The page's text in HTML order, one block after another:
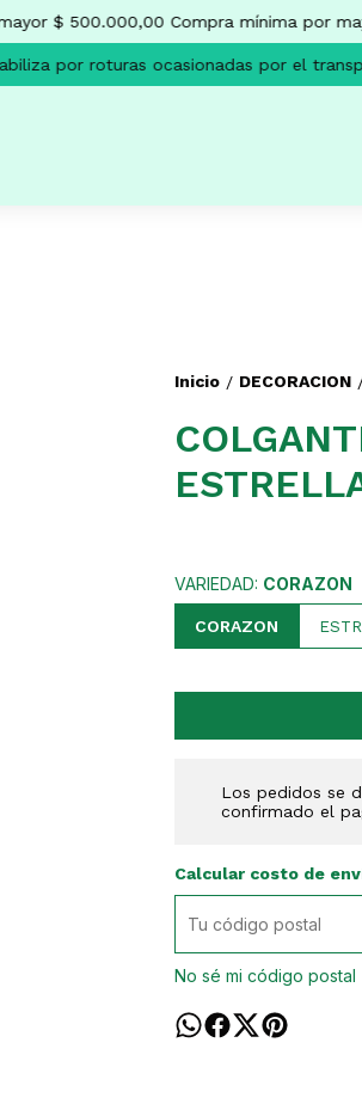
$ 500.000,00 Compra mínima por
por roturas ocasionadas por el
Inicio / DECORACION
VARIEDAD: CORAZON
CORAZON
Los pedidos se
confirmado el
Calcular costo de
No sé mi código postal